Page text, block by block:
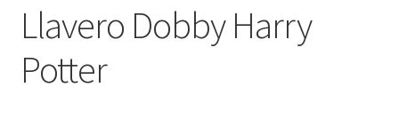
Novedades
Lista de deseos
Llavero Dobby Harry
Potter